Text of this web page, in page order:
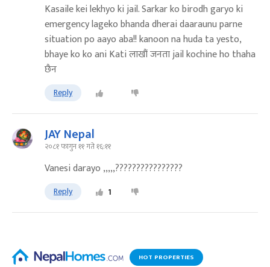
Kasaile kei lekhyo ki jail. Sarkar ko birodh garyo ki
emergency lageko bhanda dherai daaraunu parne
situation po aayo aba!! kanoon na huda ta yesto,
bhaye ko ko ani Kati लाखौं जनता jail kochine ho thaha
छैन
Reply
JAY Nepal
२०८१ फागुन ११ गते १६:११
Vanesi darayo ,,,,,????????????????
Reply 1
HOT PROPERTIES